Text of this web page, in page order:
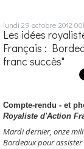
lundi 29 octobre 2012
Les idées
Français :
franc succès"
Compte-rendu - et
Royaliste d'Action
Mardi dernier, onze
Bordeaux pour